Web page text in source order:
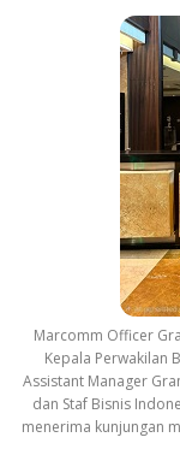
Marcomm Officer
Kepala Perwakilan
Assistant Manager
dan Staf Bisnis
menerima kunjungan